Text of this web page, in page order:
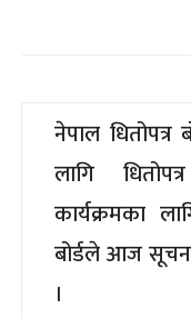
नेपाल धितोपत्र
लागि
कार्यक्रमका
बोर्डले आज
।